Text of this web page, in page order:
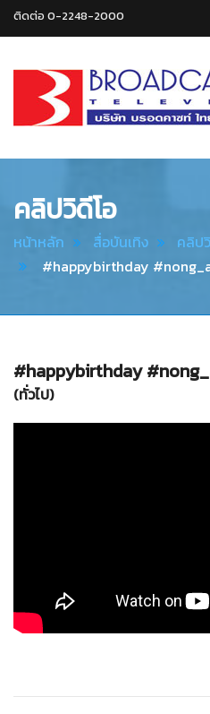
ติดต่อ 0-2248-2000
Thai
คลิปวิดีโอ
หน้าหลัก สื่อบันเทิง
คลิป
#happybirthday
#happybirthday
(ทั่วไป)